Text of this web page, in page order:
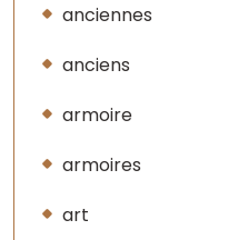
anciennes
anciens
armoire
armoires
art